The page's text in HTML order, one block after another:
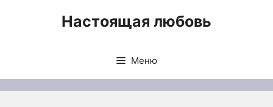
Настоящая любовь
Меню